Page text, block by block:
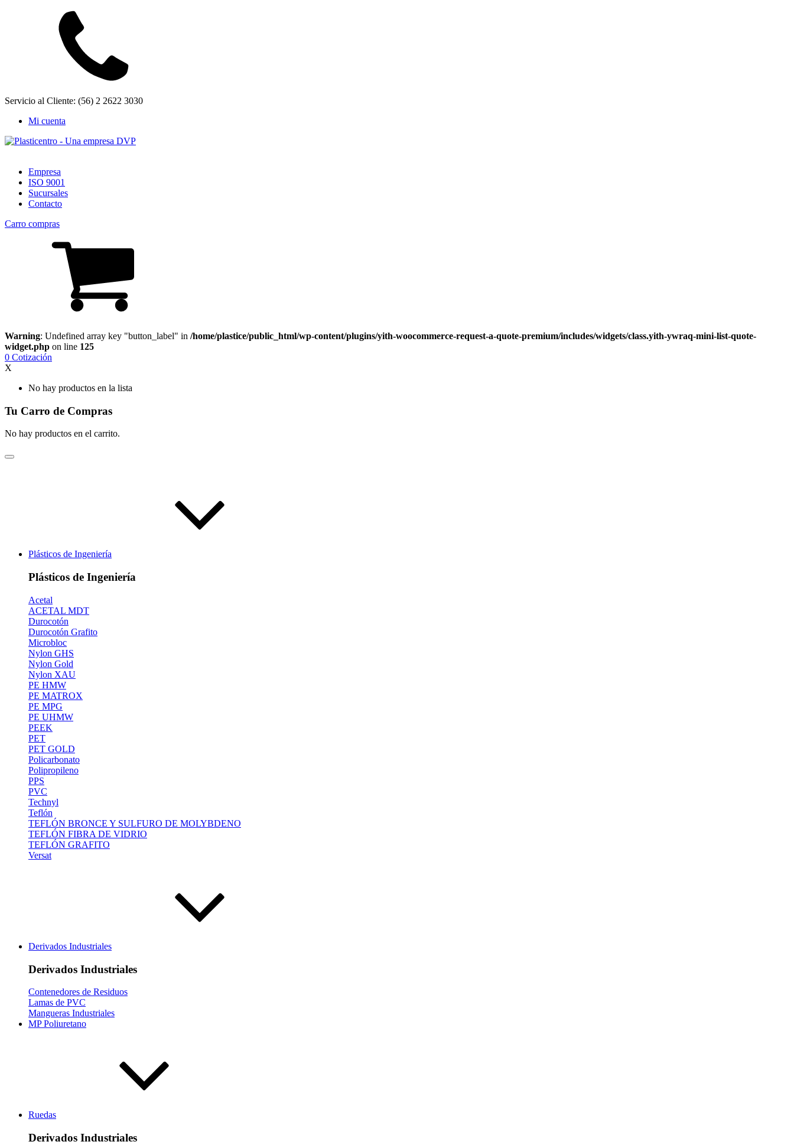
Servicio al Cliente: (56) 2 2622 3030
Mi cuenta
Empresa
ISO 9001
Sucursales
Contacto
Carro compras
Warning: Undefined array key "button_label" in /home/plastice/public_html/wp-content/plugins/yith-woocommerce-request-a-quote-premium/includes/widgets/class.yith-ywraq-mini-list-quote-
widget.php on line 125
0 Cotización
X
No hay productos en la lista
Tu Carro de Compras
No hay productos en el carrito.
Plásticos de Ingeniería
Plásticos de Ingeniería
Acetal
ACETAL MDT
Durocotón
Durocotón Grafito
Microbloc
Nylon GHS
Nylon Gold
Nylon XAU
PE HMW
PE MATROX
PE MPG
PE UHMW
PEEK
PET
PET GOLD
Policarbonato
Polipropileno
PPS
PVC
Technyl
Teflón
TEFLÓN BRONCE Y SULFURO DE MOLYBDENO
TEFLÓN FIBRA DE VIDRIO
TEFLÓN GRAFITO
Versat
Derivados Industriales
Derivados Industriales
Contenedores de Residuos
Lamas de PVC
Mangueras Industriales
MP Poliuretano
Ruedas
Derivados Industriales